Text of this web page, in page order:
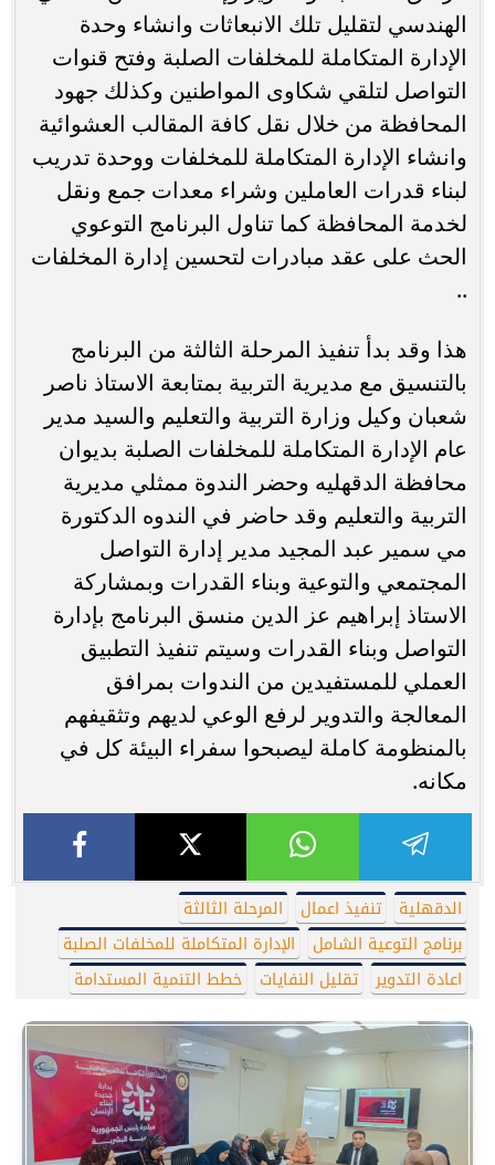
الهندسي لتقليل تلك الانبعاثات وانشاء وحدة
الإدارة المتكاملة للمخلفات الصلبة وفتح قنوات
التواصل لتلقي شكاوى المواطنين وكذلك جهود
المحافظة من خلال نقل كافة المقالب العشوائية
وانشاء الإدارة المتكاملة للمخلفات ووحدة تدريب
لبناء قدرات العاملين وشراء معدات جمع ونقل
لخدمة المحافظة كما تناول البرنامج التوعوي
الحث على عقد مبادرات لتحسين إدارة المخلفات
..
هذا وقد بدأ تنفيذ المرحلة الثالثة من البرنامج
بالتنسيق مع مديرية التربية بمتابعة الاستاذ ناصر
شعبان وكيل وزارة التربية والتعليم والسيد مدير
عام الإدارة المتكاملة للمخلفات الصلبة بديوان
محافظة الدقهليه وحضر الندوة ممثلي مديرية
التربية والتعليم وقد حاضر في الندوه الدكتورة
مي سمير عبد المجيد مدير إدارة التواصل
المجتمعي والتوعية وبناء القدرات وبمشاركة
الاستاذ إبراهيم عز الدين منسق البرنامج بإدارة
التواصل وبناء القدرات وسيتم تنفيذ التطبيق
العملي للمستفيدين من الندوات بمرافق
المعالجة والتدوير لرفع الوعي لديهم وتثقيفهم
بالمنظومة كاملة ليصبحوا سفراء البيئة كل في
مكانه.
الدقهلية تنفيذ اعمال
المرحلة الثالثة
برنامج التوعية الشامل
الإدارة المتكاملة للمخلفات الصلبة
اعادة التدوير
تقليل النفايات خطط التنمية المستدامة